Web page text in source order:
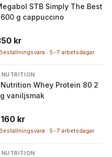
STB Simply The Best
g cappuccino
kr
· 5-7 arbetsdagar
NUTRITION
Whey Protein 80 2
vaniljsmak
160 kr
· 5-7 arbetsdagar
NUTRITION